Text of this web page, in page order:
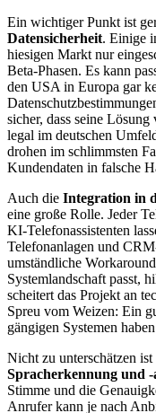
Ein wichtiger Punkt ist
Datensicherheit. Einige
hiesigen Markt nur
Beta-Phasen. Es kann
den USA in Europa gar
sicher, dass seine
legal im deutschen
drohen im schlimmsten
Kundendaten in falsche
Auch die Integration in
eine große Rolle. Jeder
KI-Telefonassistenten
Telefonanlagen und
umständliche
Systemlandschaft passt,
scheitert das Projekt an
Spreu vom Weizen: Ein
gängigen Systemen
Nicht zu unterschätzen ist
Spracherkennung und -
Stimme und die
Anrufer kann je nach